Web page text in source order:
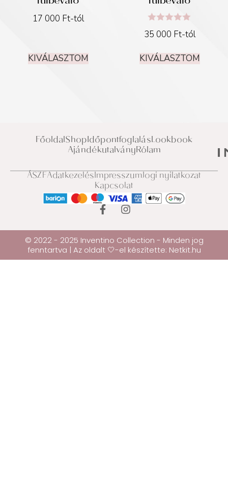
17 000 Ft-tól
KIVÁLASZTOM
5.00
35 000 Ft-tól
KIVÁLASZTOM
FőoldalShopIdőpontfoglalásLookbook
AjándékutalványRólam
ÁSZFAdatkezelésImpresszumJogi nyilatkozat
Kapcsolat
© 2022 - 2025 Inventino Collection - Minden jog
fenntartva | Az oldalt 🤍-el készítette: Netkit.hu